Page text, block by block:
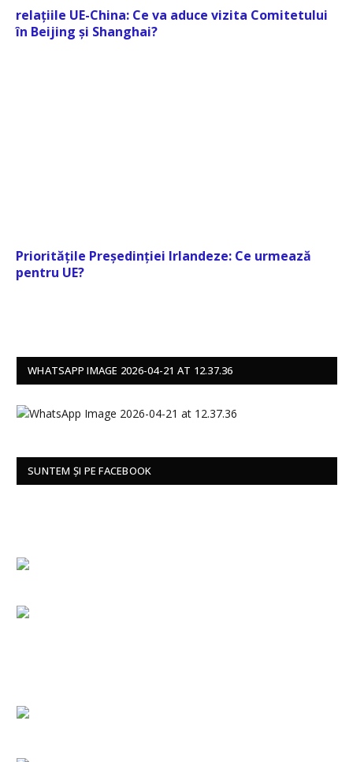
relațiile UE-China: Ce va aduce vizita Comitetului
în Beijing și Shanghai?
Prioritățile Președinției Irlandeze: Ce urmează
pentru UE?
WHATSAPP IMAGE 2026-04-21 AT 12.37.36
SUNTEM ȘI PE FACEBOOK